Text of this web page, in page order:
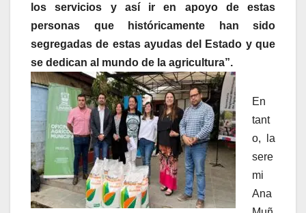
los servicios y así ir en apoyo de estas
personas que históricamente han sido
segregadas de estas ayudas del Estado y que
se dedican al mundo de la agricultura”.
En
tant
o, la
sere
mi
Ana